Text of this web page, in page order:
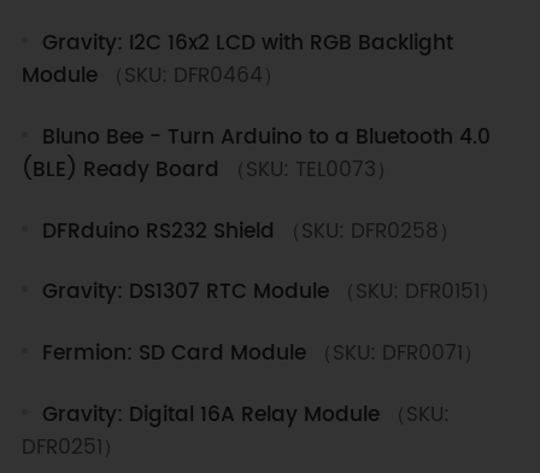
Gravity: I2C 16x2 LCD with RGB Backlight
Module （SKU: DFR0464）
Bluno Bee - Turn Arduino to a Bluetooth 4.0
(BLE) Ready Board
（SKU: TEL0073）
DFRduino RS232 Shield
（SKU: DFR0258）
Gravity: DS1307 RTC Module （SKU: DFR0151）
Fermion: SD Card Module （SKU: DFR0071）
Gravity: Digital 16A Relay Module （SKU:
DFR0251）